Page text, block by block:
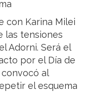
con Karina Milei
las tensiones
Adorni. Será el
por el Día de
al
el esquema